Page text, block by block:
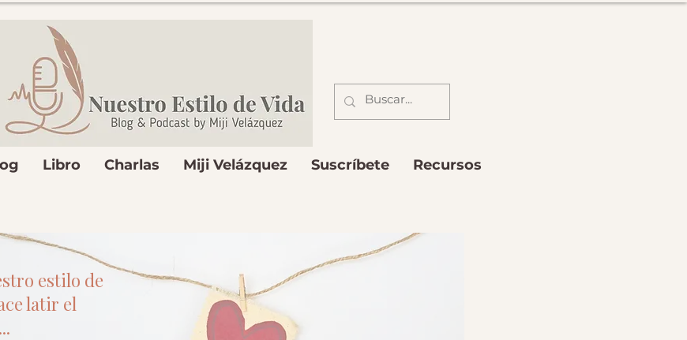
Libro Charlas Miji Velázquez Suscríbete Recursos
estilo de
latir el